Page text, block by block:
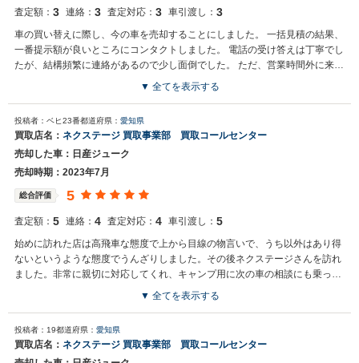
ります。
査定額： 3 連絡： 3 査定対応： 3 車引渡し： 3
車の買い替えに際し、今の車を売却することにしました。 一括見積の結果、
一番提示額が良いところにコンタクトしました。 電話の受け答えは丁寧でし
たが、結構頻繁に連絡があるので少し面倒でした。 ただ、営業時間外に来店
したいと伝えたところ、対応していただき臨機応変な対応には感謝していま
た。 対応、売却価格ともに予想は上回らないため、満足度はふつうです。
買取店からの返信
お世話になっております。株式会社ネクステージでございます。この
度はネクステージをご利用いただきまして誠にありがとうございまし
た。今後もご満足いただけるよう精進してまいります。スタッフ一
同、またのご利用お待ちしております。
▼ 全てを表示する
投稿者：ベヒ23番都道府県： 愛知県
買取店名： ネクステージ 買取事業部 買取コールセンター
売却した車：日産ジューク
売却時期：2023年7月
総合評価 5
査定額： 5 連絡： 4 査定対応： 4 車引渡し： 5
始めに訪れた店は高飛車な態度で上から目線の物言いで、うち以外はあり得
ないというような態度でうんざりしました。その後ネクステージさんを訪れ
ました。非常に親切に対応してくれ、キャンプ用に次の車の相談にも乗って
買取店からの返信
"お世話になっております。 株式会社ネクステージでございます。 こ
の度はネクステージをご利用いただきまして誠にありがとうございま
▼ 全てを表示する
投稿者：19都道府県： 愛知県
買取店名： ネクステージ 買取事業部 買取コールセンター